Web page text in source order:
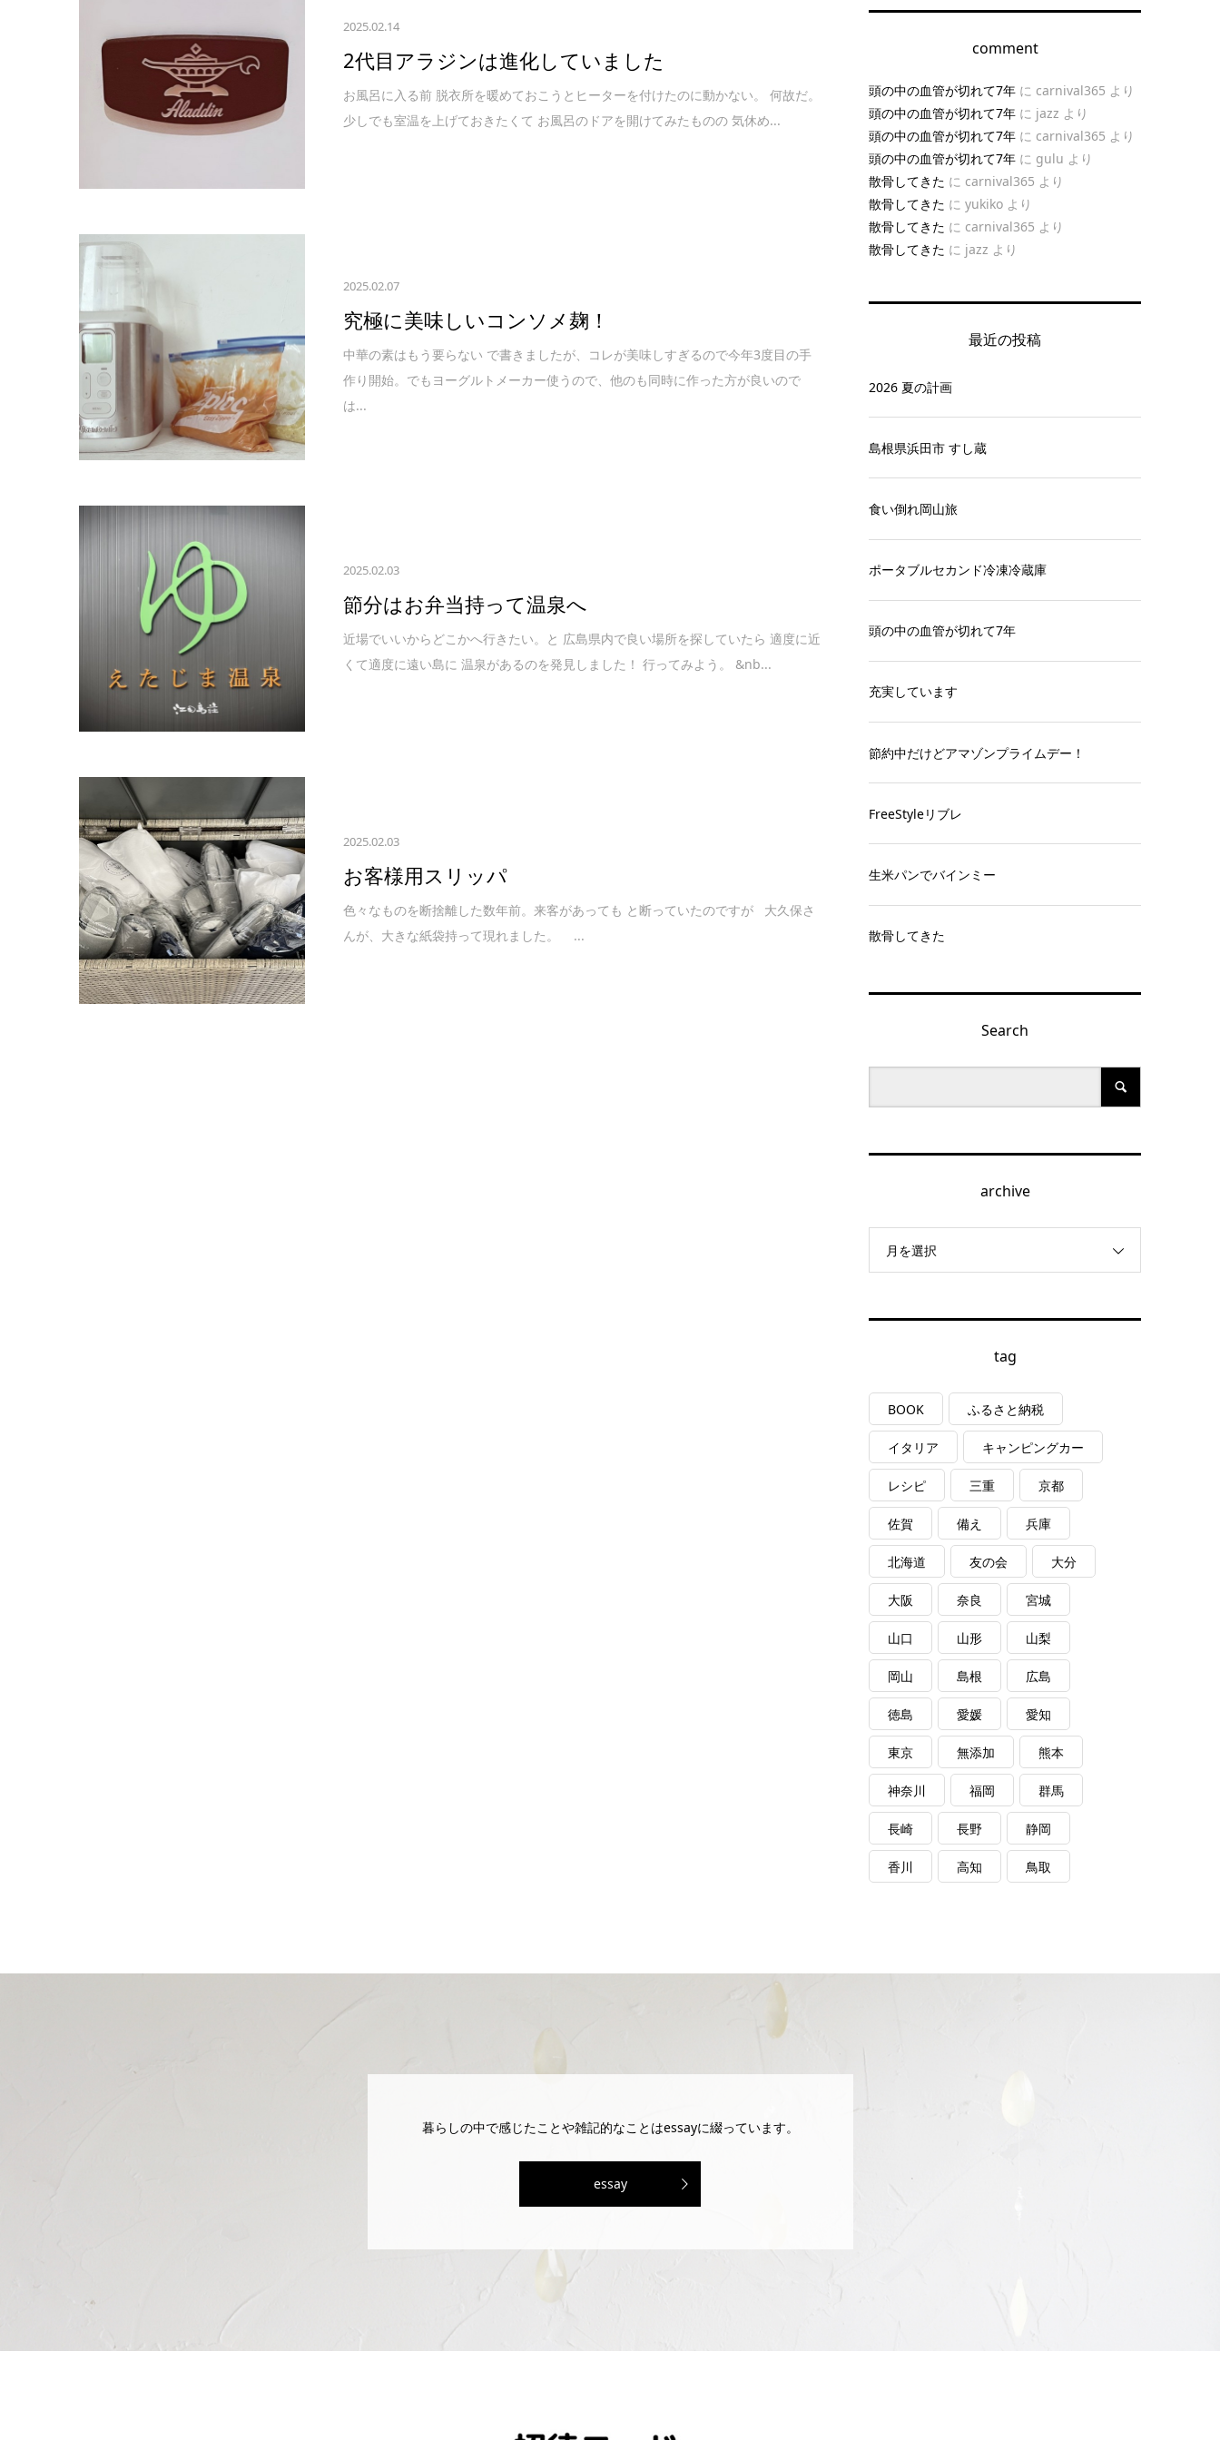
2025.02.14
2代目アラジンは進化していました
お風呂に入る前 脱衣所を暖めておこうとヒーターを付けたのに動かない。 何故だ。
少しでも室温を上げておきたくて お風呂のドアを開けてみたものの 気休め...
2025.02.07
究極に美味しいコンソメ麹！
中華の素はもう要らない で書きましたが、コレが美味しすぎるので今年3度目の手
作り開始。でもヨーグルトメーカー使うので、他のも同時に作った方が良いので
は...
2025.02.03
節分はお弁当持って温泉へ
近場でいいからどこかへ行きたい。と 広島県内で良い場所を探していたら 適度に近
くて適度に遠い島に 温泉があるのを発見しました！ 行ってみよう。 &nb...
2025.02.03
お客様用スリッパ
色々なものを断捨離した数年前。来客があっても と断っていたのですが 大久保さ
んが、大きな紙袋持って現れました。 ...
comment
頭の中の血管が切れて7年 に carnival365 より
頭の中の血管が切れて7年 に jazz より
頭の中の血管が切れて7年 に carnival365 より
頭の中の血管が切れて7年 に gulu より
散骨してきた に carnival365 より
散骨してきた に yukiko より
散骨してきた に carnival365 より
散骨してきた に jazz より
最近の投稿
2026 夏の計画
島根県浜田市 すし蔵
食い倒れ岡山旅
ポータブルセカンド冷凍冷蔵庫
頭の中の血管が切れて7年
充実しています
節約中だけどアマゾンプライムデー！
FreeStyleリブレ
生米パンでバインミー
散骨してきた
Search
archive
月を選択
tag
BOOK ふるさと納税
イタリア キャンピングカー
レシピ 三重 京都
佐賀 備え 兵庫
北海道 友の会 大分
大阪 奈良 宮城
山口 山形 山梨
岡山 島根 広島
徳島 愛媛 愛知
東京 無添加 熊本
神奈川 福岡 群馬
長崎 長野 静岡
香川 高知 鳥取
暮らしの中で感じたことや雑記的なことはessayに綴っています。
essay